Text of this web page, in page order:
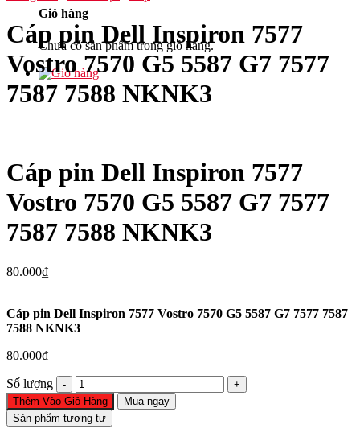
Giỏ hàng
Chưa có sản phẩm trong giỏ hàng.
Cáp pin Dell Inspiron 7577
Vostro 7570 G5 5587 G7 7577
7587 7588 NKNK3
Cáp pin Dell Inspiron 7577
Vostro 7570 G5 5587 G7 7577
7587 7588 NKNK3
80.000₫
Cáp pin Dell Inspiron 7577 Vostro 7570 G5 5587 G7 7577 7587
7588 NKNK3
80.000₫
Số lượng
Cáp
pin
Dell
Inspiron
Thêm Vào Giỏ Hàng
Mua ngay
Sản phẩm tương tự